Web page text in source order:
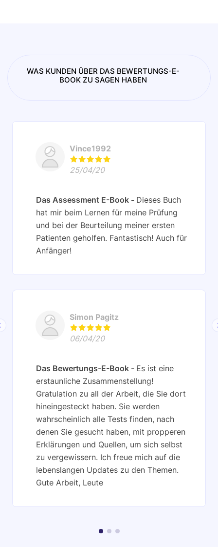
WAS KUNDEN ÜBER DAS BEWERTUNGS-E-
BOOK ZU SAGEN HABEN
Vince1992
25/04/20
Das Assessment E-Book
Dieses Buch
hat mir beim Lernen für meine Prüfung
und bei der Beurteilung meiner ersten
Patienten geholfen. Fantastisch! Auch für
Anfänger!
Simon Pagitz
06/04/20
Das Bewertungs-E-Book
Es ist eine
erstaunliche Zusammenstellung!
Gratulation zu all der Arbeit, die Sie dort
hineingesteckt haben. Sie werden
wahrscheinlich alle Tests finden, nach
denen Sie gesucht haben, mit propperen
Erklärungen und Quellen, um sich selbst
zu vergewissern. Ich freue mich auf die
lebenslangen Updates zu den Themen.
Gute Arbeit, Leute